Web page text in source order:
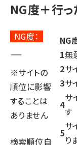
NG度＋行
NG
1無
2サ
3サ
4
サ
す
5
サ
り
NG度：
―
※サイトの
順位に影響
することは
ありません
検索順位自